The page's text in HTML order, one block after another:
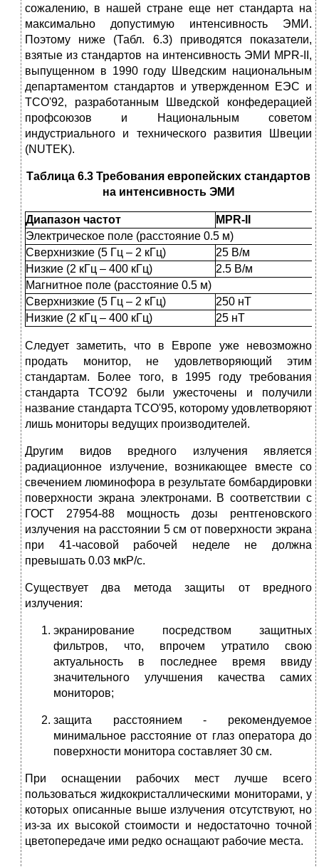
сожалению, в нашей стране еще нет стандарта на
максимально допустимую интенсивность ЭМИ.
Поэтому ниже (Табл. 6.3) приводятся показатели,
взятые из стандартов на интенсивность ЭМИ MPR-II,
выпущенном в 1990 году Шведским национальным
департаментом стандартов и утвержденном ЕЭС и
TCO'92, разработанным Шведской конфедерацией
профсоюзов и Национальным советом
индустриального и технического развития Швеции
(NUTEK).
Таблица 6.3 Требования европейских стандартов
на интенсивность ЭМИ
Диапазон частот
MPR-II
Электрическое поле (расстояние 0.5 м)
Сверхнизкие (5 Гц – 2 кГц)
25 В/м
Низкие (2 кГц – 400 кГц)
2.5 В/м
Магнитное поле (расстояние 0.5 м)
Сверхнизкие (5 Гц – 2 кГц)
250 нТ
Низкие (2 кГц – 400 кГц)
25 нТ
Следует заметить, что в Европе уже невозможно
продать монитор, не удовлетворяющий этим
стандартам. Более того, в 1995 году требования
стандарта TCO'92 были ужесточены и получили
название стандарта TCO'95, которому удовлетворяют
лишь мониторы ведущих производителей.
Другим видов вредного излучения является
радиационное излучение, возникающее вместе со
свечением люминофора в результате бомбардировки
поверхности экрана электронами. В соответствии с
ГОСТ 27954-88 мощность дозы рентгеновского
излучения на расстоянии 5 см от поверхности экрана
при 41-часовой рабочей неделе не должна
превышать 0.03 мкР/с.
Существует два метода защиты от вредного
излучения:
экранирование посредством защитных
фильтров, что, впрочем утратило свою
актуальность в последнее время ввиду
значительного улучшения качества самих
мониторов;
защита расстоянием - рекомендуемое
минимальное расстояние от глаз оператора до
поверхности монитора составляет 30 см.
При оснащении рабочих мест лучше всего
пользоваться жидкокристаллическими мониторами, у
которых описанные выше излучения отсутствуют, но
из-за их высокой стоимости и недостаточно точной
цветопередаче ими редко оснащают рабочие места.